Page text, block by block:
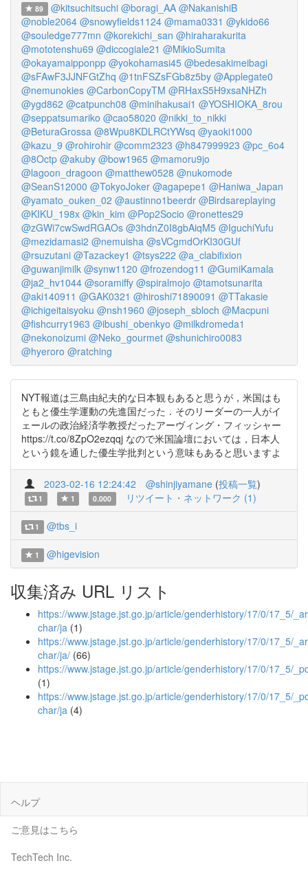
89 @kitsuchitsuchi @boragi_AA @NakanishiB
@noble2064 @snowyfields1124 @mama0331 @ykido66
@souledge777mn @korekichi_san @hiraharakurita
@mototenshu69 @diccogiale21 @MikioSumita
@okayamaipponpp @yokohamasi45 @bedesakimeibagi
@sFAwF3JJNFGtZhq @1tnFSZsFGb8z5by @Applegate0
@nemunokies @CarbonCopyTM @RHaxS5H9xsaNHZh
@ygd862 @catpunch08 @minihakusai1 @YOSHIOKA_8rou
@seppatsumariko @cao58020 @nikki_to_nikki
@BeturaGrossa @8Wpu8KDLRCtYWsq @yaoki1000
@kazu_9 @rohirohir @comm2323 @h847999923 @pc_6o4
@8Octp @akuby @bow1965 @mamoru9jo
@lagoon_dragoon @matthew0528 @nukomode
@SeanS12000 @TokyoJoker @agapepe1 @Haniwa_Japan
@yamato_ouken_02 @austinno1beerdr @Birdsareplaying
@KIKU_198x @kin_kim @Pop2Socio @ronettes29
@zGWi7cwSwdRGAOs @3hdnZ0I8gbAiqM5 @IguchiYufu
@mezidamasi2 @nemuisha @sVCgmdOrKI30GUf
@rsuzutani @Tazackey1 @tsys222 @a_clabifixion
@guwanjimilk @synw1120 @frozendog11 @GumiKamala
@ja2_hv1044 @soramiffy @spiralmojo @tamotsunarita
@aki140911 @GAK0321 @hiroshi71890091 @TTakasie
@ichigeitaisyoku @nsh1960 @joseph_sbloch @Macpuni
@fishcurry1963 @ibushi_obenkyo @milkdromeda1
@nekonoizumi @Neko_gourmet @shunichiro0083
@hyeroro @ratching
NYT報道は三島由紀夫的な日本観もあると思うが，米国はも
ともと優生学運動の先進国だった．そのリーダーの一人がイ
ェールの政治経済学教授だったアーヴィング・フィッシャー
https://t.co/8ZpO2ezqqj なので米国論壇においては，日本人
という鏡を通した優生学批判という意味もあると思いますよ
2023-02-16 12:24:42 @shinjiyamane (投稿一覧)
1 1 0.000 リツイート・ネットワーク (1)
1 @tbs_i
1 @higevision
収集済み URL リスト
https://www.jstage.jst.go.jp/article/genderhistory/17/0/17_5/
char/ja (1)
https://www.jstage.jst.go.jp/article/genderhistory/17/0/17_5/
char/ja/ (66)
https://www.jstage.jst.go.jp/article/genderhistory/17/0/17_5/
(1)
https://www.jstage.jst.go.jp/article/genderhistory/17/0/17_5/
char/ja (4)
ヘルプ
ご意見はこちら
TechTech Inc.